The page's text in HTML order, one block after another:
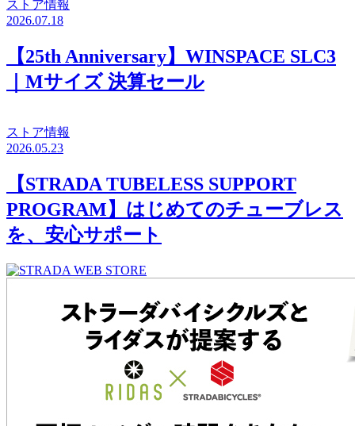
ストア情報
2026.07.18
【25th Anniversary】WINSPACE SLC3
｜Mサイズ 決算セール
ストア情報
2026.05.23
【STRADA TUBELESS SUPPORT
PROGRAM】はじめてのチューブレス
を、安心サポート